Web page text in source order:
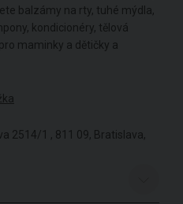
balzámy na rty, tuhé mýdla,
kondicionéry, tělová
maminky a dětičky a
2514/1 , 811 09, Bratislava,